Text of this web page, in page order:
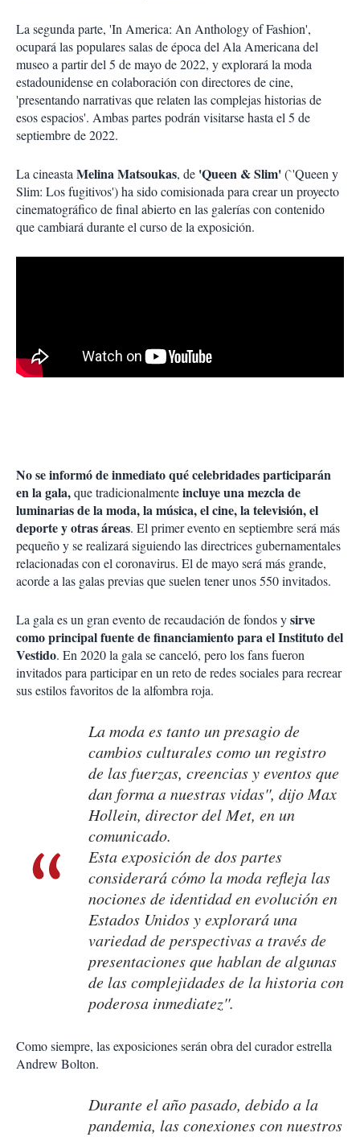
La segunda parte, 'In America: An Anthology of Fashion',
ocupará las populares salas de época del Ala Americana del
museo a partir del 5 de mayo de 2022, y explorará la moda
estadounidense en colaboración con directores de cine,
'presentando narrativas que relaten las complejas historias de
esos espacios'. Ambas partes podrán visitarse hasta el 5 de
septiembre de 2022.
La cineastaMelina Matsoukas, de 'Queen & Slim'(`'Queen y
Slim: Los fugitivos') ha sido comisionada para crear un proyecto
cinematográfico de final abierto en las galerías con contenido
que cambiará durante el curso de la exposición.
No se informó de inmediato qué celebridades participarán
en la gala,que tradicionalmenteincluye una mezcla de
luminarias de la moda, la música, el cine, la televisión, el
deporte y otras áreas. El primer evento en septiembre será más
pequeño y se realizará siguiendo las directrices gubernamentales
relacionadas con el coronavirus. El de mayo será más grande,
acorde a las galas previas que suelen tener unos 550 invitados.
La gala es un gran evento de recaudación de fondos ysirve
como principal fuente de financiamiento para el Instituto del
Vestido. En 2020 la gala se canceló, pero los fans fueron
invitados para participar en un reto de redes sociales para recrear
sus estilos favoritos de la alfombra roja.
La moda es tanto un presagio de
cambios culturales como un registro
de las fuerzas, creencias y eventos que
dan forma a nuestras vidas'', dijo Max
Hollein, director del Met, en un
comunicado.
Esta exposición de dos partes
considerará cómo la moda refleja las
nociones de identidad en evolución en
Estados Unidos y explorará una
variedad de perspectivas a través de
presentaciones que hablan de algunas
de las complejidades de la historia con
poderosa inmediatez''.
Como siempre, las exposiciones serán obra del curador estrella
Andrew Bolton.
Durante el año pasado, debido a la
pandemia, las conexiones con nuestros